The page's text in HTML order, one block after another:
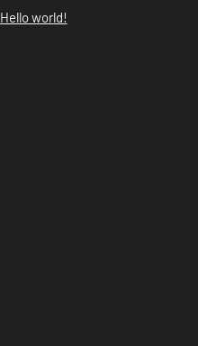
Hello world!